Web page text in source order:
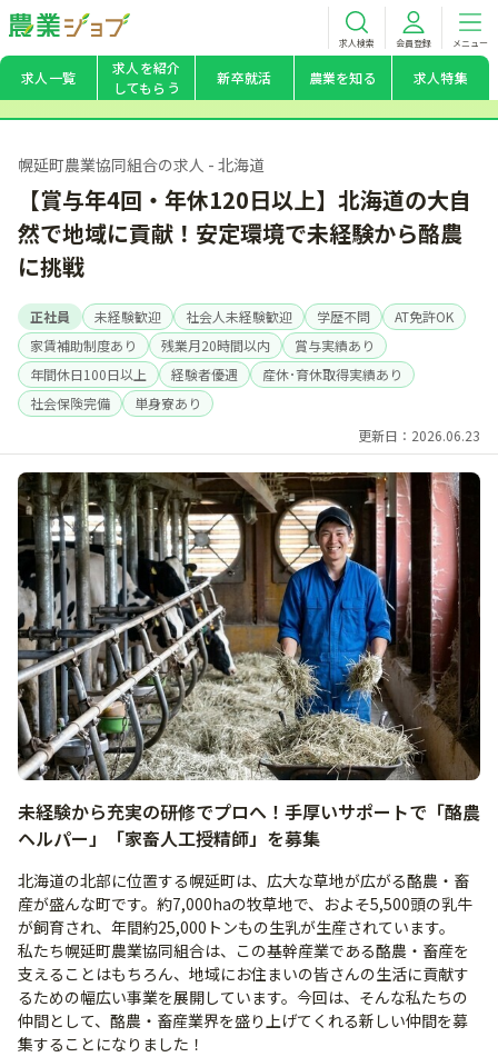
求人検索 会員登録 メニュー
求人一覧
求人を紹介
してもらう
新卒就活 農業を知る 求人特集
幌延町農業協同組合の求人 - 北海道
【賞与年4回・年休120日以上】北海道の大自
然で地域に貢献！安定環境で未経験から酪農
に挑戦
正社員 未経験歓迎 社会人未経験歓迎 学歴不問
AT免許OK
家賃補助制度あり
残業月20時間以内
賞与実績あり
年間休日100日以上
経験者優遇
産休･育休取得実績あり
社会保険完備
単身寮あり
更新日：2026.06.23
未経験から充実の研修でプロへ！手厚いサポートで「酪農
ヘルパー」「家畜人工授精師」を募集
北海道の北部に位置する幌延町は、広大な草地が広がる酪農・畜
産が盛んな町です。約7,000haの牧草地で、およそ5,500頭の乳牛
が飼育され、年間約25,000トンもの生乳が生産されています。
私たち幌延町農業協同組合は、この基幹産業である酪農・畜産を
支えることはもちろん、地域にお住まいの皆さんの生活に貢献す
るための幅広い事業を展開しています。今回は、そんな私たちの
仲間として、酪農・畜産業界を盛り上げてくれる新しい仲間を募
集することになりました！